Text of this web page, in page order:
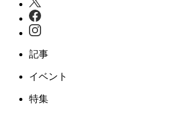
記事
イベント
特集